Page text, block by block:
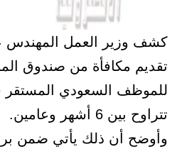
كشف وزير العمل المهندس
تقديم مكافأة من صندوق
للموظف السعودي المستقر
تتراوح بين 6 أشهر وعامين.
وأوضح أن ذلك يأتي ضمن